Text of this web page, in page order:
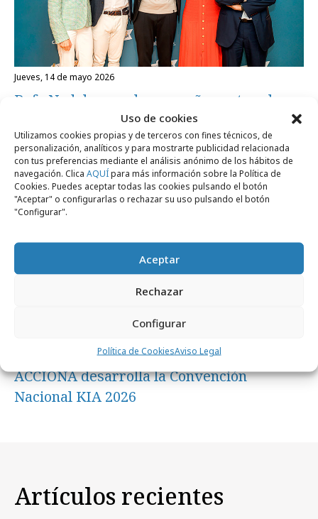
Uso de cookies
Utilizamos cookies propias y de terceros con fines técnicos, de
personalización, analíticos y para mostrarte publicidad relacionada
con tus preferencias mediante el análisis anónimo de los hábitos de
navegación. Clica AQUÍpara más información sobre la Política de
Cookies. Puedes aceptar todas las cookies pulsando el botón
"Aceptar" o configurarlas o rechazar su uso pulsando el botón
"Configurar".
Aceptar
Rechazar
Configurar
Política de CookiesAviso Legal
jueves, 14 de mayo 2026
Rafa Nadal apoya la campaña contra el
melanoma de Cantabria Labs
Agencias
viernes, 6 de marzo 2026
ACCIONA desarrolla la Convención
Nacional KIA 2026
Artículos recientes